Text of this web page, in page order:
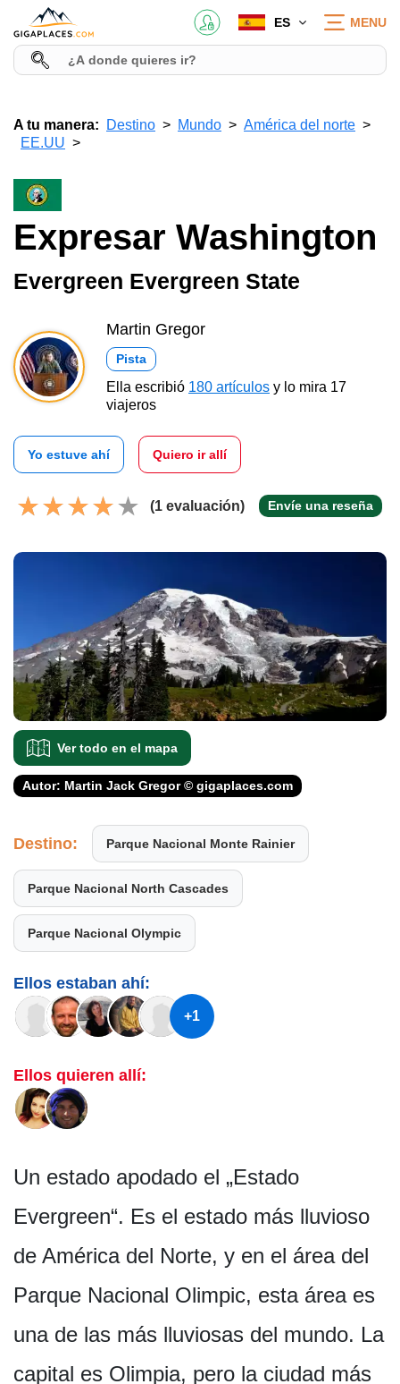
ES MENU
A tu manera: Destino Mundo
América del norte
EE.UU
Expresar Washington
Evergreen Evergreen State
Martin Gregor
Pista
Ella escribió 180 artículos y lo mira 17
viajeros
Yo estuve ahí Quiero ir allí
(1 evaluación) Envíe una reseña
Ver todo en el mapa
Autor: Martin Jack Gregor © gigaplaces.com
Destino: Parque Nacional Monte Rainier
Parque Nacional North Cascades
Parque Nacional Olympic
Ellos estaban ahí:
+1
Ellos quieren allí:
Un estado apodado el „Estado
Evergreen“. Es el estado más lluvioso
de América del Norte, y en el área del
Parque Nacional Olimpic, esta área es
una de las más lluviosas del mundo. La
capital es Olimpia, pero la ciudad más